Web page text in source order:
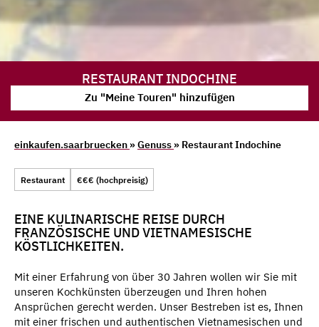
RESTAURANT INDOCHINE
Zu "Meine Touren" hinzufügen
einkaufen.saarbruecken »Genuss » Restaurant Indochine
Restaurant €€€ (hochpreisig)
EINE KULINARISCHE REISE DURCH
FRANZÖSISCHE UND VIETNAMESISCHE
KÖSTLICHKEITEN.
Mit einer Erfahrung von über 30 Jahren wollen wir Sie mit
unseren Kochkünsten überzeugen und Ihren hohen
Ansprüchen gerecht werden. Unser Bestreben ist es, Ihnen
mit einer frischen und authentischen Vietnamesischen und